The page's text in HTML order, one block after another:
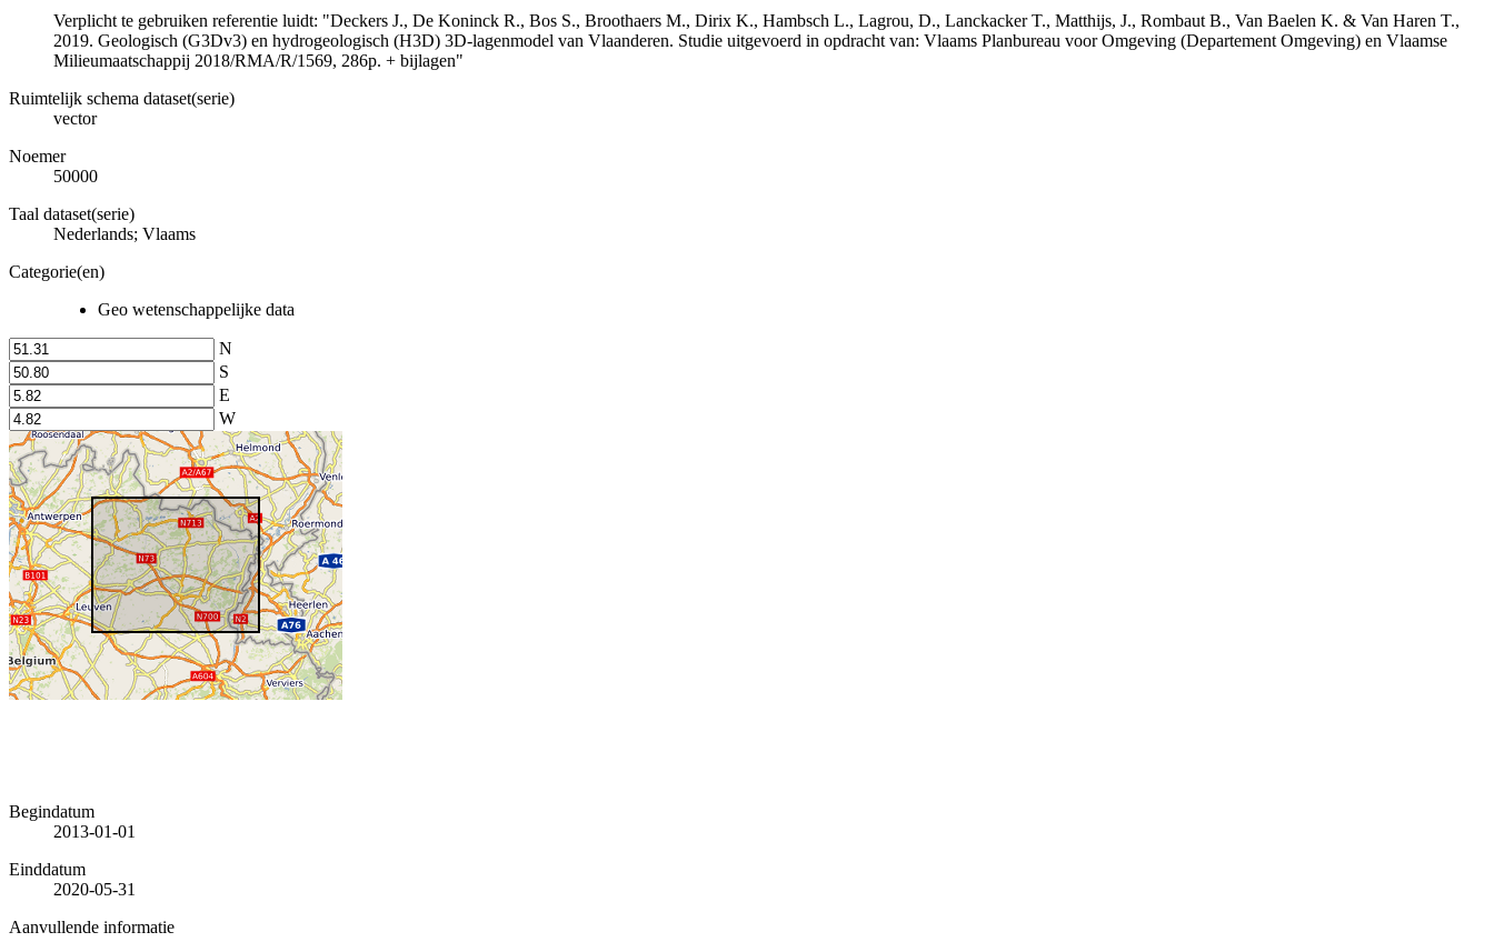
Verplicht te gebruiken referentie luidt: "Deckers J., De Koninck R., Bos S., Broothaers M., Dirix K., Hambsch L., Lagrou, D., Lanckacker T., Matthijs, J., Rombaut B., Van Baelen K. & Van Haren T.,
2019. Geologisch (G3Dv3) en hydrogeologisch (H3D) 3D-lagenmodel van Vlaanderen. Studie uitgevoerd in opdracht van: Vlaams Planbureau voor Omgeving (Departement Omgeving) en Vlaamse
Milieumaatschappij 2018/RMA/R/1569, 286p. + bijlagen"
Ruimtelijk schema dataset(serie)
vector
Noemer
50000
Taal dataset(serie)
Nederlands; Vlaams
Categorie(en)
Geo wetenschappelijke data
N
S
E
W
Begindatum
2013-01-01
Einddatum
2020-05-31
Aanvullende informatie